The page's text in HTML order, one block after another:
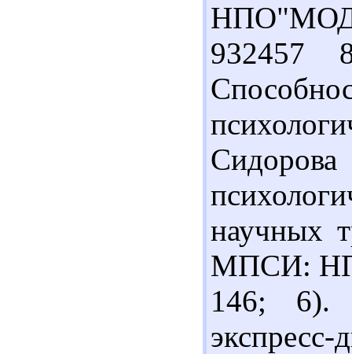
932457
научных
МПСИ:
146; 6).